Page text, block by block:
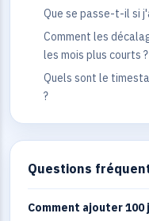
Que se passe-t-il si
Comment les
les mois plus courts ?
Quels sont le
?
Questions
Comment ajouter 100